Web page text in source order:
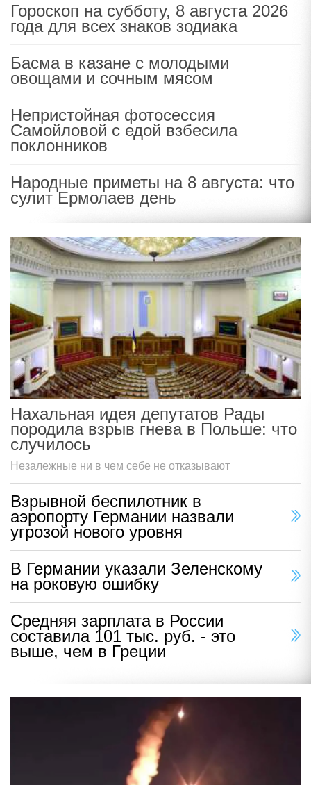
Гороскоп на субботу, 8 августа 2026
года для всех знаков зодиака
Басма в казане с молодыми
овощами и сочным мясом
Непристойная фотосессия
Самойловой с едой взбесила
поклонников
Народные приметы на 8 августа: что
сулит Ермолаев день
Нахальная идея депутатов Рады
породила взрыв гнева в Польше: что
случилось
Незалежные ни в чем себе не отказывают
Взрывной беспилотник в
аэропорту Германии назвали
угрозой нового уровня
В Германии указали Зеленскому
на роковую ошибку
Средняя зарплата в России
составила 101 тыс. руб. - это
выше, чем в Греции